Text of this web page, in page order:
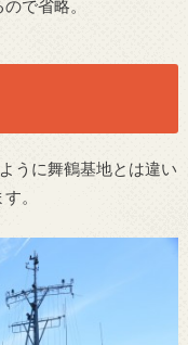
で省略。
うに舞鶴基地とは違い
。